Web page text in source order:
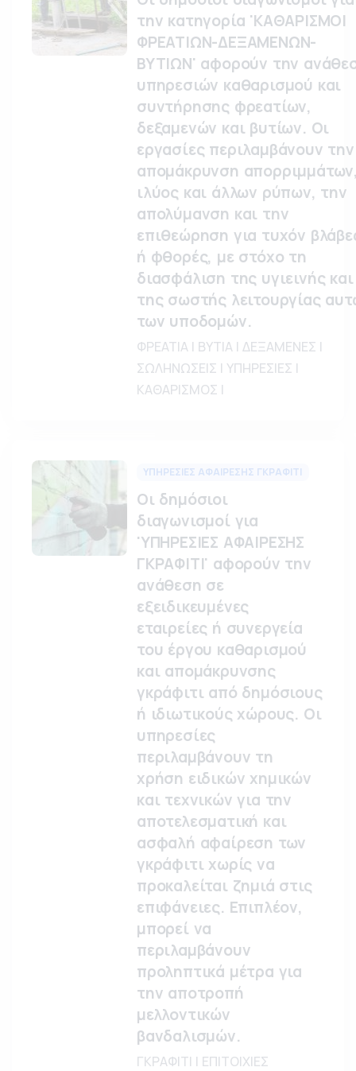
την κατηγορία 'ΚΑΘΑΡΙΣΜΟΙ
ΦΡΕΑΤΙΩΝ-ΔΕΞΑΜΕΝΩΝ-
ΒΥΤΙΩΝ' αφορούν την
υπηρεσιών καθαρισμού και
συντήρησης φρεατίων,
δεξαμενών και βυτίων. Οι
εργασίες περιλαμβάνουν την
απομάκρυνση
ιλύος και άλλων ρύπων, την
απολύμανση και την
επιθεώρηση για τυχόν
ή φθορές, με στόχο τη
διασφάλιση της υγιεινής και
της σωστής λειτουργίας
των υποδομών.
ΦΡΕΑΤΙΑ | ΒΥΤΙΑ | ΔΕΞΑΜΕΝΕΣ |
ΣΩΛΗΝΩΣΕΙΣ | ΥΠΗΡΕΣΙΕΣ |
ΚΑΘΑΡΙΣΜΟΣ |
ΥΠΗΡΕΣΙΕΣ ΑΦΑΙΡΕΣΗΣ ΓΚΡΑΦΙΤΙ
Οι δημόσιοι
διαγωνισμοί για
'ΥΠΗΡΕΣΙΕΣ ΑΦΑΙΡΕΣΗΣ
ΓΚΡΑΦΙΤΙ' αφορούν την
ανάθεση σε
εξειδικευμένες
εταιρείες ή συνεργεία
του έργου καθαρισμού
και απομάκρυνσης
γκράφιτι από δημόσιους
ή ιδιωτικούς χώρους. Οι
υπηρεσίες
περιλαμβάνουν τη
χρήση ειδικών χημικών
και τεχνικών για την
αποτελεσματική και
ασφαλή αφαίρεση των
γκράφιτι χωρίς να
προκαλείται ζημιά στις
επιφάνειες. Επιπλέον,
μπορεί να
περιλαμβάνουν
προληπτικά μέτρα για
την αποτροπή
μελλοντικών
βανδαλισμών.
ΓΚΡΑΦΙΤΙ | ΕΠΙΤΟΙΧΙΕΣ